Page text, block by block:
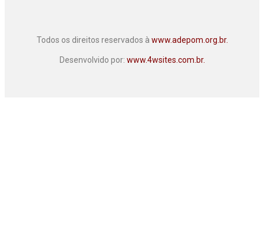
Todos os direitos reservados à www.adepom.org.br.
Desenvolvido por: www.4wsites.com.br.